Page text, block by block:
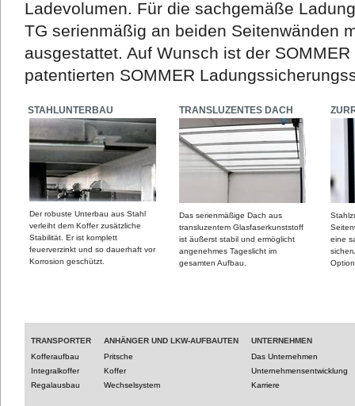
Ladevolumen. Für die sachgemäße
TG serienmäßig an beiden Seitenwänden
ausgestattet. Auf Wunsch ist der
patentierten SOMMER
STAHLUNTERBAU
Der robuste Unterbau aus Stahl
verleiht dem Koffer zusätzliche
Stabilität. Er ist komplett
feuerverzinkt und so dauerhaft vor
Korrosion geschützt.
TRANSLUZENTES DACH
Das serienmäßige Dach aus
transluzentem Glasfaserkunststoff
ist äußerst stabil und ermöglicht
angenehmes Tageslicht im
gesamten Aufbau.
eine
TRANSPORTER
Kofferaufbau
Integralkoffer
Regalausbau
ANHÄNGER UND LKW-AUFBAUTEN
Pritsche
Koffer
Wechselsystem
UNTERNEHMEN
Das Unternehmen
Unternehmensentwicklung
Karriere